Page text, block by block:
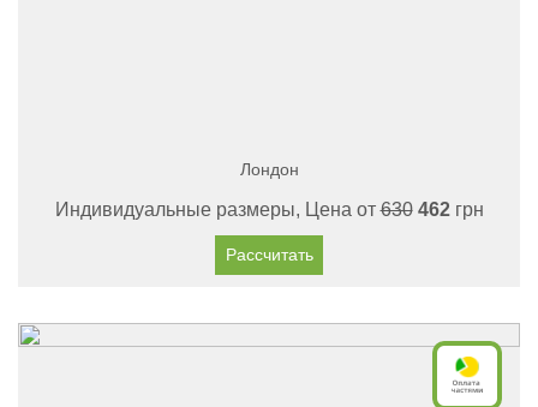
Лондон
Индивидуальные размеры, Цена от630 462грн
Рассчитать